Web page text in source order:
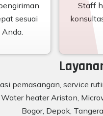
sesuai
Staff
pemasangan, service
heater Ariston,
Bogor, Depok,